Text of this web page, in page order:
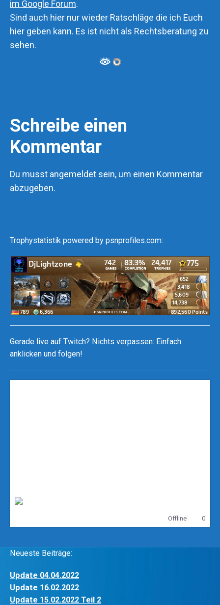
im Google Forum.
Sind auch hier nur wieder Ratschläge die ich Euch
hier geben kann. Es ist nicht als Rechtsberatung zu
sehen.
Schreibe einen
Kommentar
Du musst angemeldet sein, um einen Kommentar
abzugeben.
Trophystatistik powered by psnprofiles.com:
Gerade live auf Twitch? Nichts verpassen: Einfach
anklicken und folgen!
Offline
0
Neueste Beiträge:
Update 04.04.2022
Update 16.02.2022
Update 15.02.2022 Teil 2